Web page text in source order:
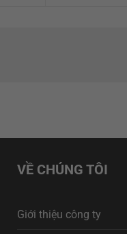
VỀ CHÚNG TÔI
Giới thiệu công ty